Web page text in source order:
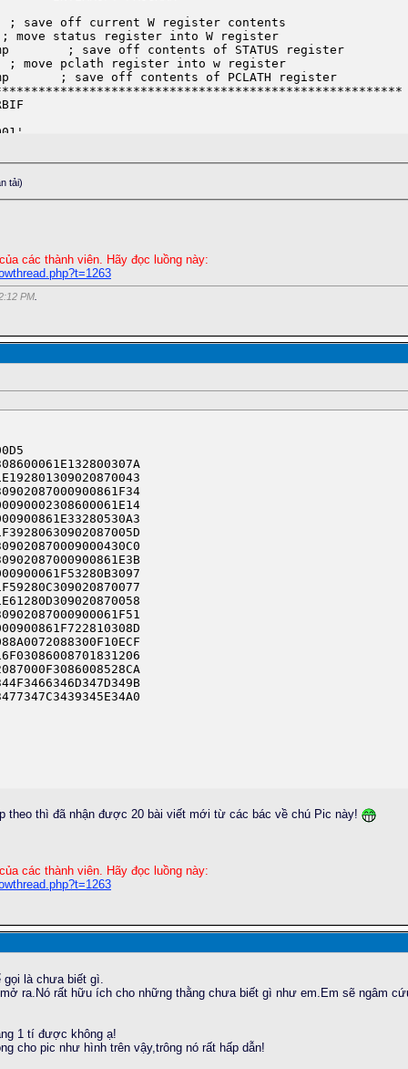
tải)
các thành viên. Hãy đọc luồng này:
PM
theo thì đã nhận được 20 bài viết mới từ các bác về chú Pic này!
các thành viên. Hãy đọc luồng này:
gọi là chưa biết gì.
ra.Nó rất hữu ích cho những thằng chưa biết gì như em.Em sẽ ngâm
1 tí được không ạ!
cho pic như hình trên vậy,trông nó rất hấp dẫn!